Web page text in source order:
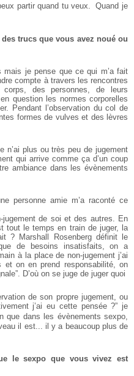
partir quand tu veux. Quand je
trucs que vous avez noué ou
mais je pense que ce qui m’a fait
compte à travers les rencontres
des personnes, de leurs
question les normes corporelles
Pendant l’observation du col de
formes de vulves et des lèvres
n’ai plus ou très peu de jugement
qui arrive comme ça d’un coup
ambiance dans les évènements
personne amie m’a raconté ce
jugement de soi et des autres. En
tout le temps en train de juger, la
? Marshall Rosenberg définit le
de besoins insatisfaits, on a
à la place de non-jugement j’ai
et on en prend responsabilité, on
D’où on se juge de juger quoi
de son propre jugement, ou
j’ai eu cette pensée ?” je
que dans les évènements sexpo,
il est... il y a beaucoup plus de
le sexpo que vous vivez est